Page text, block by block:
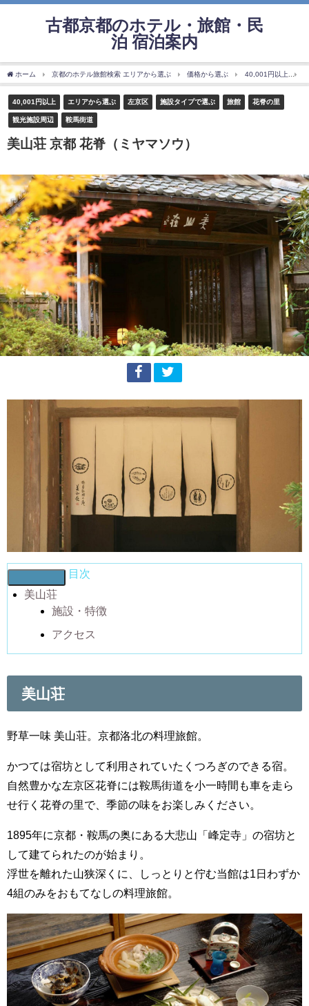
古都京都のホテル・旅館・民
泊 宿泊案内
ホーム 京都のホテル旅館検索 エリアから選ぶ 価格から選ぶ 40,001円以上
40,001円以上 エリアから選ぶ 左京区 施設タイプで選ぶ 旅館 花脊の里
観光施設周辺 鞍馬街道
美山荘 京都 花脊（ミヤマソウ）
目次
美山荘
施設・特徴
アクセス
美山荘
野草一味 美山荘。京都洛北の料理旅館。
かつては宿坊として利用されていたくつろぎのできる宿。
自然豊かな左京区花脊には鞍馬街道を小一時間も車を走ら
せ行く花脊の里で、季節の味をお楽しみください。
1895年に京都・鞍馬の奥にある大悲山「峰定寺」の宿坊と
して建てられたのが始まり。
浮世を離れた山狭深くに、しっとりと佇む当館は1日わずか
4組のみをおもてなしの料理旅館。